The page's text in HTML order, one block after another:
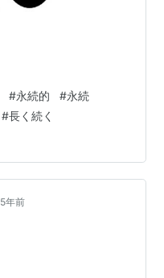
#永続的 #永続
#長く続く
5年前